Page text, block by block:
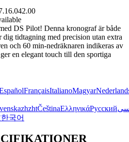
DS Pilot! Denna kronograf är både
tidtagning med precision utan extra
och 60 min-nedräknaren indikeras av
en elegant touch till den sportiga
FrançaisItalianoMagyar
zhzhtČeštinaΕλληνικάРусский
한국어